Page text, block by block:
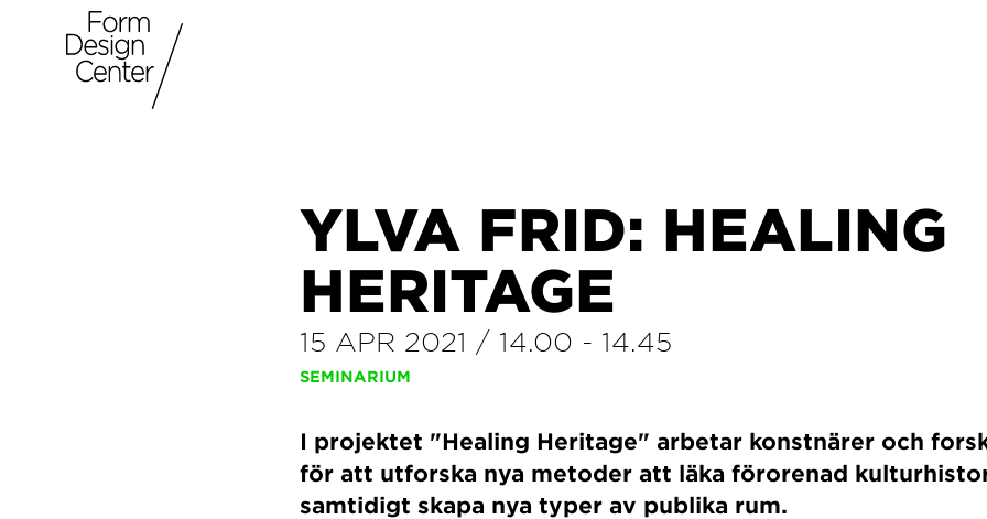
YLVA FRID: HEALING
HERITAGE
15 APR 2021 / 14.00 - 14.45
SEMINARIUM
I projektet "Healing Heritage" arbetar konstnärer och
för att utforska nya metoder att läka förorenad
samtidigt skapa nya typer av publika rum.